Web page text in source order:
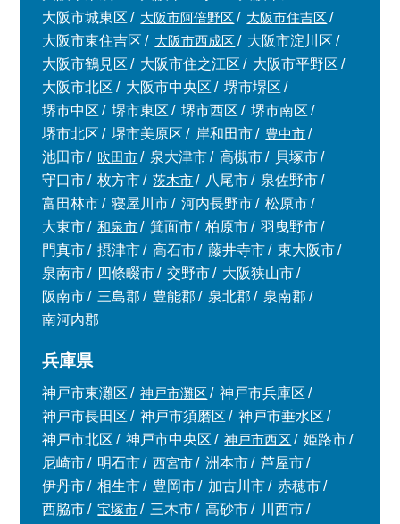
大阪市城東区
大阪市阿倍野区
大阪市住吉区
大阪市東住吉区
大阪市西成区
大阪市淀川区
大阪市鶴見区
大阪市住之江区
大阪市平野区
大阪市北区
大阪市中央区
堺市堺区
堺市中区
堺市東区 堺市西区
堺市南区
堺市北区
堺市美原区 岸和田市
豊中市
池田市
吹田市 泉大津市 高槻市
貝塚市
守口市
枚方市 茨木市 八尾市
泉佐野市
富田林市
寝屋川市 河内長野市
松原市
大東市
和泉市 箕面市 柏原市
羽曳野市
門真市
摂津市 高石市 藤井寺市
東大阪市
泉南市
四條畷市 交野市
大阪狭山市
阪南市
三島郡 豊能郡 泉北郡
泉南郡
南河内郡
兵庫県
神戸市東灘区 神戸市灘区
神戸市兵庫区
神戸市長田区
神戸市須磨区
神戸市垂水区
神戸市北区
神戸市中央区 神戸市西区
姫路市
尼崎市
明石市 西宮市 洲本市
芦屋市
伊丹市
相生市 豊岡市 加古川市
赤穂市
西脇市
宝塚市 三木市 高砂市
川西市